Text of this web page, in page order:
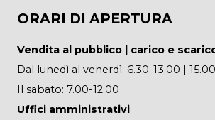
ORARI DI APERTURA
Vendita al pubblico | carico e
Dal lunedì al venerdì: 6.30-13.00 |
Il sabato: 7.00-12.00
Uffici amministrativi